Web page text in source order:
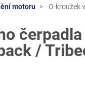
motoru O-kroužek
/